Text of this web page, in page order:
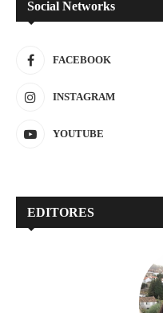
Social Networks
FACEBOOK
INSTAGRAM
YOUTUBE
EDITORES